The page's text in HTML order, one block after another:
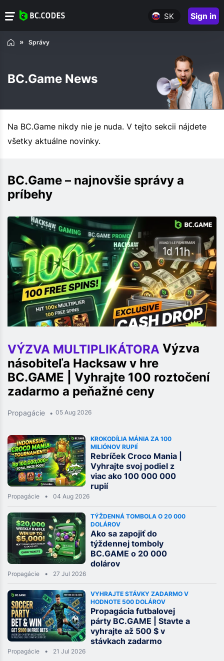
SK Sign in
Správy
BC.Game News
Na BC.Game nikdy nie je nuda. V tejto sekcii nájdete
všetky aktuálne novinky.
BC.Game – najnovšie správy a
príbehy
VÝZVA MULTIPLIKÁTORA Výzva
násobiteľa Hacksaw v hre
BC.GAME | Vyhrajte 100 roztočení
zadarmo a peňažné ceny
Propagácie 05 Aug 2026
KROKODÍLIA MÁNIA ZA 100
MILIÓNOV RUPIÍ
Rebríček Croco Mania |
Vyhrajte svoj podiel z
viac ako 100 000 000
rupií
Propagácie 04 Aug 2026
TÝŽDENNÁ TOMBOLA O 20 000
DOLÁROV
Ako sa zapojiť do
týždennej tomboly
BC.GAME o 20 000
dolárov
Propagácie 27 Jul 2026
VYHRAJTE STÁVKY ZADARMO V
HODNOTE 500 DOLÁROV
Propagácia futbalovej
párty BC.GAME | Stavte a
vyhrajte až 500 $ v
stávkach zadarmo
Propagácie 21 Jul 2026